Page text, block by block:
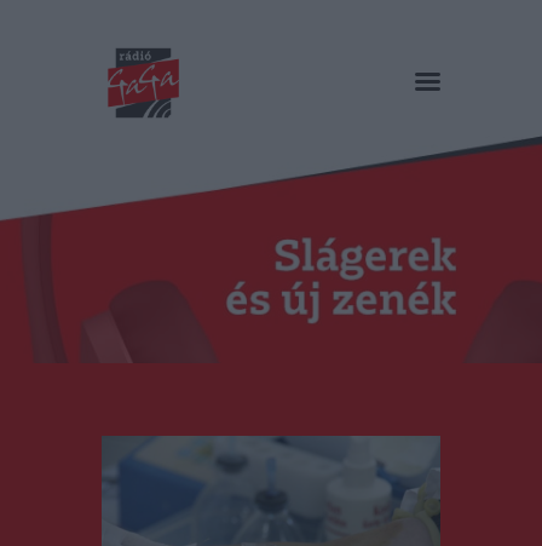
RÁDIÓ GAGA
Műsorok
Duma Duba
Podcast és videók
Stáb
RO